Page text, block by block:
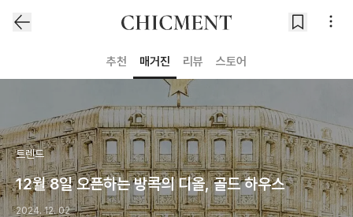
추천 매거진 리뷰 스토어
트렌드
12월 8일 오픈하는 방콕의 디올, 골드 하우스
2024. 12. 02